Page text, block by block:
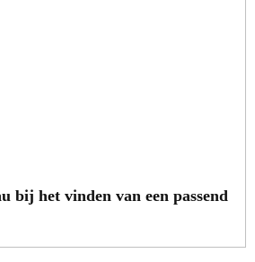
bij het vinden van een passend